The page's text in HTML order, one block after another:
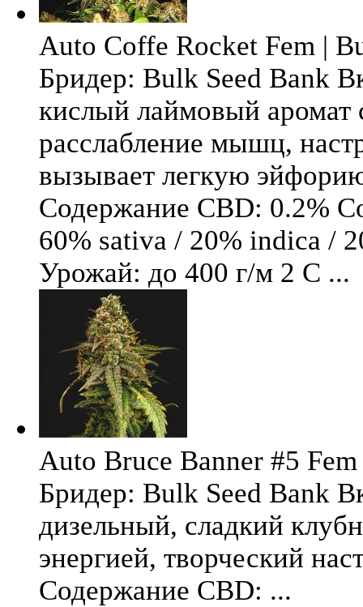
Auto Coffe Rocket Fem |
Бридер: Bulk Seed Bank
кислый лаймовый аромат
расслабление мышц,
вызывает легкую
Содержание CBD: 0.2%
60% sativa / 20% indica /
Урожай: до 400 г/м 2 С ...
Auto Bruce Banner #5
Бридер: Bulk Seed Bank
дизельный, сладкий
энергией, творческий
Содержание CBD: ...